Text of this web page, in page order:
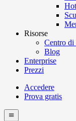
Risorse
Centro di
Blog
Enterprise
Prezzi
Menutech
navigation
Accedere
Prova gratis
menu